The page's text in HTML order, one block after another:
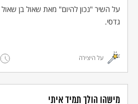
על השיר "נכון להיום" מאת שאול בן שאול
גדסי.
על היצירה
מישהו הולך תמיד איתי